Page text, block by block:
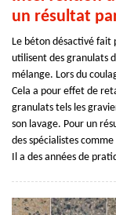
un résultat
Le béton désactivé fait
utilisent des granulats
mélange. Lors du
Cela a pour effet de
granulats tels les
son lavage. Pour un
des spécialistes
Il a des années de